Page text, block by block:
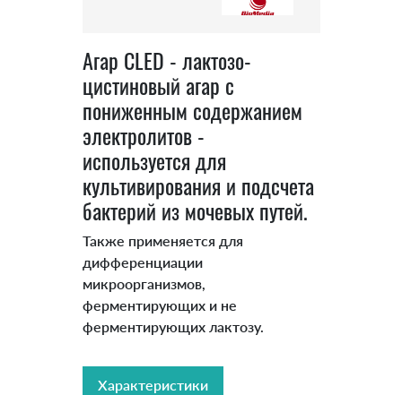
Агар CLED - лактозо-
цистиновый агар с
пониженным содержанием
электролитов -
используется для
культивирования и подсчета
бактерий из мочевых путей.
Также применяется для
дифференциации
микроорганизмов,
ферментирующих и не
ферментирующих лактозу.
Характеристики